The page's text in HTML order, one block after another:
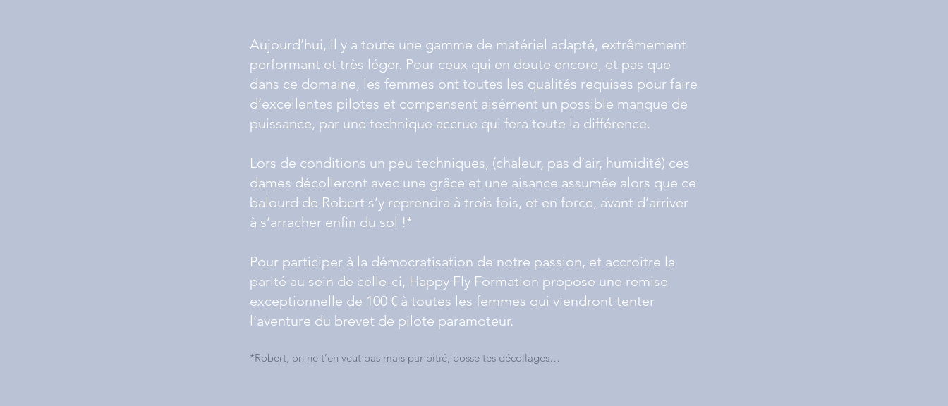
Aujourd’hui, il y a toute une gamme de matériel adapté, extrêmement
performant et très léger. Pour ceux qui en doute encore, et pas que
dans ce domaine, les femmes ont toutes les qualités requises pour faire
d’excellentes pilotes et compensent aisément un possible manque de
puissance, par une technique accrue qui fera toute la différence.
Lors de conditions un peu techniques, (chaleur, pas d’air, humidité) ces
dames décolleront avec une grâce et une aisance assumée alors que ce
balourd de Robert s’y reprendra à trois fois, et en force, avant d’arriver
à s’arracher enfin du sol !*
Pour participer à la démocratisation de notre passion, et accroitre la
parité au sein de celle-ci, Happy Fly Formation propose une remise
exceptionnelle de 100 € à toutes les femmes qui viendront tenter
l’aventure du brevet de pilote paramoteur.
*Robert, on ne t’en veut pas mais par pitié, bosse tes décollages…